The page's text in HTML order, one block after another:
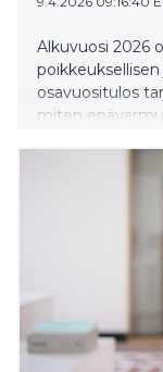
Alkuvuosi 2026
osavuositulos
miten